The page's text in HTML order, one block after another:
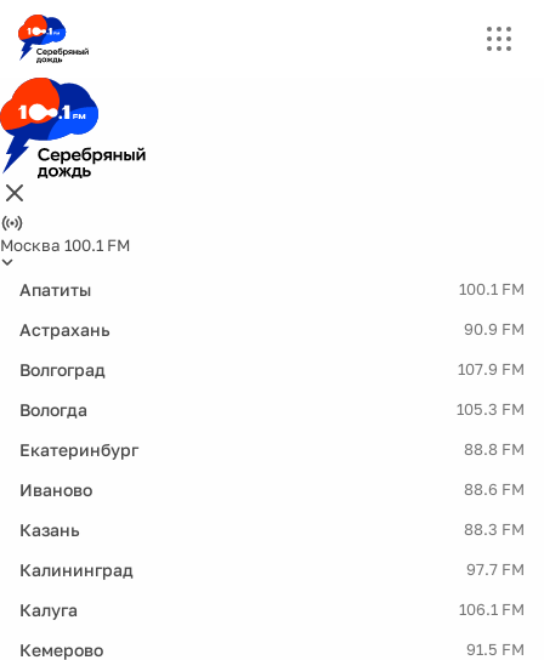
Москва 100.1 FM
Апатиты 100.1 FM
Астрахань 90.9 FM
Волгоград 107.9 FM
Вологда 105.3 FM
Екатеринбург 88.8 FM
Иваново 88.6 FM
Казань 88.3 FM
Калининград 97.7 FM
Калуга 106.1 FM
Кемерово 91.5 FM